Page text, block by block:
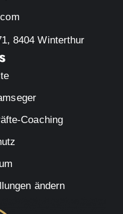
8404 Winterthur
Coaching
ändern